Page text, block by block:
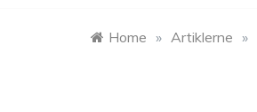
Home » Artiklerne »